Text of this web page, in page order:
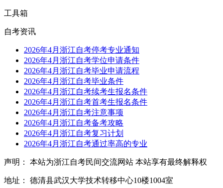
工具箱
自考资讯
2026年4月浙江自考停考专业通知
2026年4月浙江自考学位申请条件
2026年4月浙江自考毕业申请流程
2026年4月浙江自考毕业条件
2026年4月浙江自考续考生报名条件
2026年4月浙江自考首考生报名条件
2026年4月浙江自考注意事项
2026年4月浙江自考备考攻略
2026年4月浙江自考复习计划
2026年4月浙江自考通过率高的专业
声明： 本站为浙江自考民间交流网站 本站享有最终解释权
地址： 德清县武汉大学技术转移中心10楼1004室